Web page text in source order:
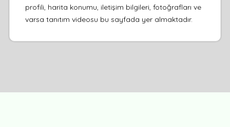
profili, harita konumu, iletişim bilgileri, fotoğrafları ve
varsa tanıtım videosu bu sayfada yer almaktadır.